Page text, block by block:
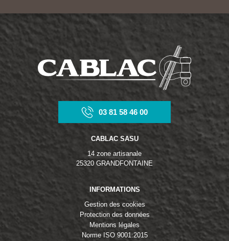
03 81 58 46 00
CABLAC SASU
14 zone artisanale
25320 GRANDFONTAINE
INFORMATIONS
Gestion des cookies
Protection des données
Mentions légales
Norme ISO 9001:2015